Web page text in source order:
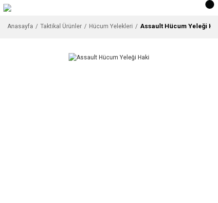
Anasayfa Taktikal Ürünler Hücum Yelekleri Assault Hücum Yeleği